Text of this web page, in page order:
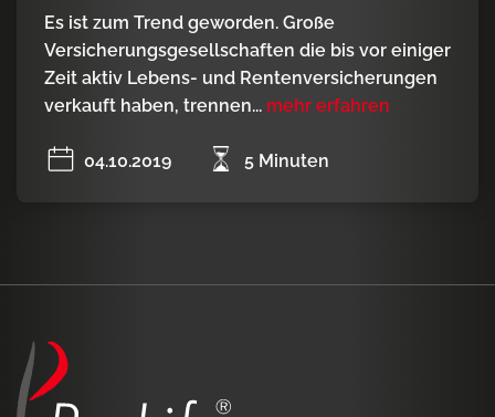
Es ist zum Trend geworden. Große
Versicherungsgesellschaften die bis vor einiger
Zeit aktiv Lebens- und Rentenversicherungen
verkauft haben, trennen... mehr erfahren
04.10.2019 5 Minuten